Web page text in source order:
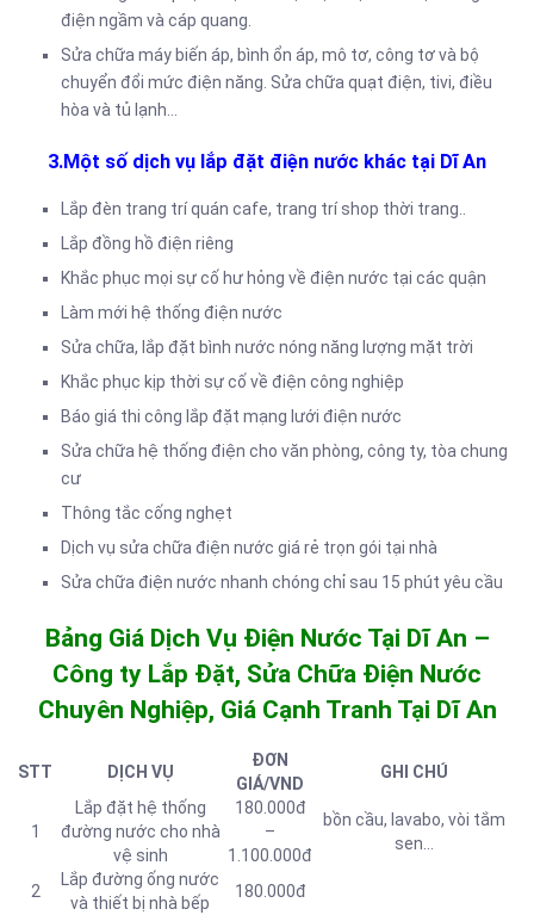
điện ngầm và cáp quang.
Sửa chữa máy biến áp, bình ổn áp, mô tơ, công tơ và bộ
chuyển đổi mức điện năng. Sửa chữa quạt điện, tivi, điều
hòa và tủ lạnh…
3.Một số dịch vụ lắp đặt điện nước khác tại Dĩ An
Lắp đèn trang trí quán cafe, trang trí shop thời trang..
Lắp đồng hồ điện riêng
Khắc phục mọi sự cố hư hỏng về điện nước tại các quận
Làm mới hệ thống điện nước
Sửa chữa, lắp đặt bình nước nóng năng lượng mặt trời
Khắc phục kịp thời sự cố về điện công nghiệp
Báo giá thi công lắp đặt mạng lưới điện nước
Sửa chữa hệ thống điện cho văn phòng, công ty, tòa chung
cư
Thông tắc cống nghẹt
Dịch vụ sửa chữa điện nước giá rẻ trọn gói tại nhà
Sửa chữa điện nước nhanh chóng chỉ sau 15 phút yêu cầu
Bảng Giá Dịch Vụ Điện Nước Tại Dĩ An –
Công ty Lắp Đặt, Sửa Chữa Điện Nước
Chuyên Nghiệp, Giá Cạnh Tranh Tại Dĩ An
STT DỊCH VỤ
ĐƠN
GIÁ/VND
GHI CHÚ
1
Lắp đặt hệ thống
đường nước cho nhà
vệ sinh
180.000đ
–
1.100.000đ
bồn cầu, lavabo, vòi tắm
sen…
2
Lắp đường ống nước
và thiết bị nhà bếp
180.000đ